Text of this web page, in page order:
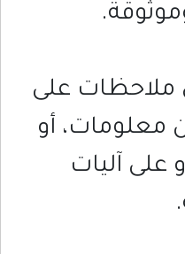
ملاحظات على
أو
آليات